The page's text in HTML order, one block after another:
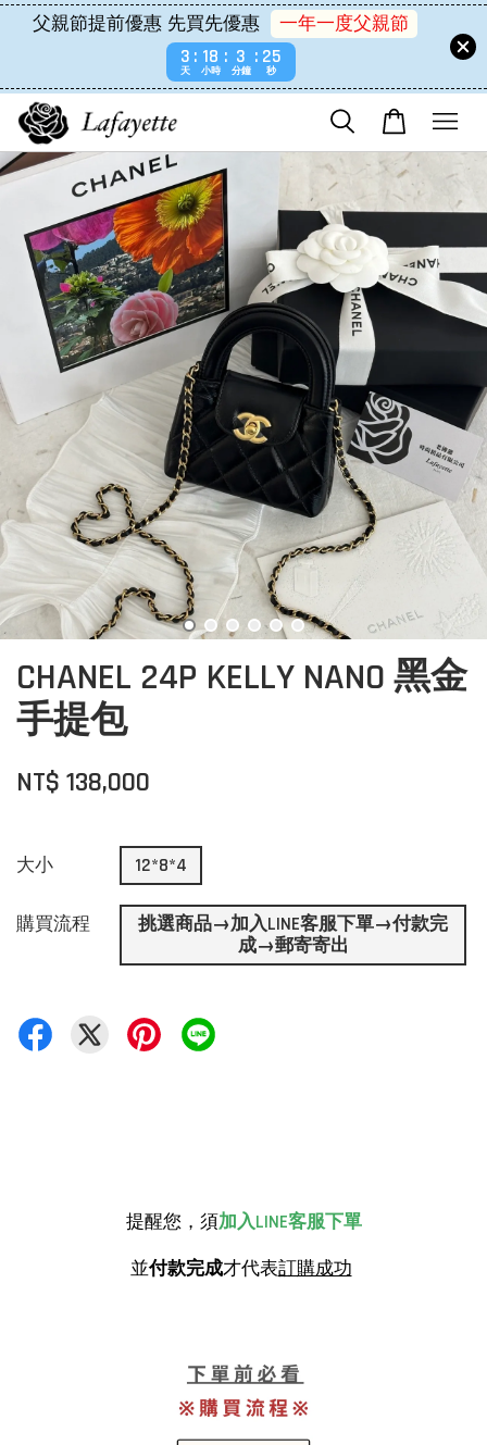
父親節提前優惠 先買先優惠
一年一度父親節
3
天
18
小時
3
分鐘
25
秒
CHANEL 24P KELLY NANO 黑金
手提包
NT$ 138,000
大小 12*8*4
購買流程
挑選商品→加入LINE客服下單→付款完
成→郵寄寄出
提醒您，須加入LINE客服下單
並付款完成才代表訂購成功